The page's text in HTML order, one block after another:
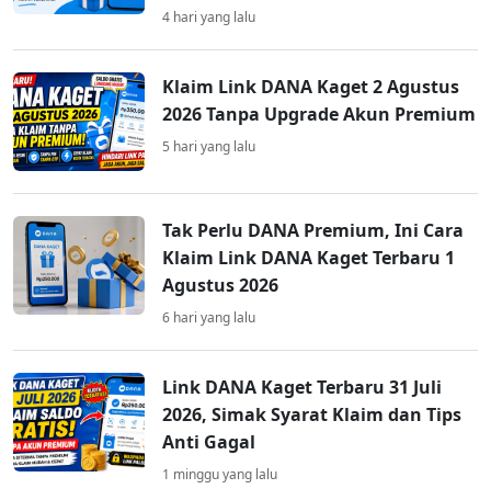
4 hari yang lalu
Klaim Link DANA Kaget 2 Agustus
2026 Tanpa Upgrade Akun Premium
5 hari yang lalu
Tak Perlu DANA Premium, Ini Cara
Klaim Link DANA Kaget Terbaru 1
Agustus 2026
6 hari yang lalu
Link DANA Kaget Terbaru 31 Juli
2026, Simak Syarat Klaim dan Tips
Anti Gagal
1 minggu yang lalu